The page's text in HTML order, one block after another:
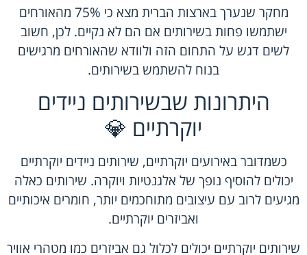
מחקר שנערך בארצות הברית מצא כי 75% מהאורחים
ישתמשו פחות בשירותים אם הם לא נקיים. לכן, חשוב
לשים דגש על התחום הזה ולוודא שהאורחים מרגישים
בנוח להשתמש בשירותים.
היתרונות שבשירותים ניידים
יוקרתיים 💎
כשמדובר באירועים יוקרתיים, שירותים ניידים יוקרתיים
יכולים להוסיף נופך של אלגנטיות ויוקרה. שירותים כאלה
מגיעים לרוב עם עיצובים מתוחכמים יותר, חומרים איכותיים
ואביזרים יוקרתיים.
שירותים יוקרתיים יכולים לכלול גם אביזרים כמו מטהרי אוויר